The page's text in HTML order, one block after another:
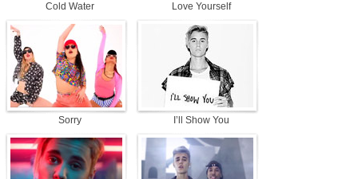
Cold Water Love Yourself
Sorry I’ll Show You